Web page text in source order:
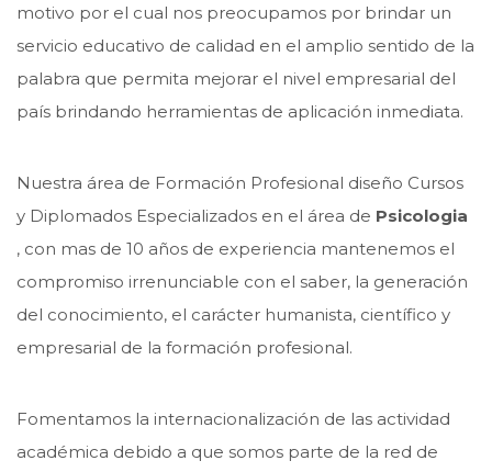
motivo por el cual nos preocupamos por brindar un
servicio educativo de calidad en el amplio sentido de la
palabra que permita mejorar el nivel empresarial del
país brindando herramientas de aplicación inmediata.
Nuestra área de Formación Profesional diseño Cursos
y Diplomados Especializados en el área de Psicologia
, con mas de 10 años de experiencia mantenemos el
compromiso irrenunciable con el saber, la generación
del conocimiento, el carácter humanista, científico y
empresarial de la formación profesional.
Fomentamos la internacionalización de las actividad
académica debido a que somos parte de la red de